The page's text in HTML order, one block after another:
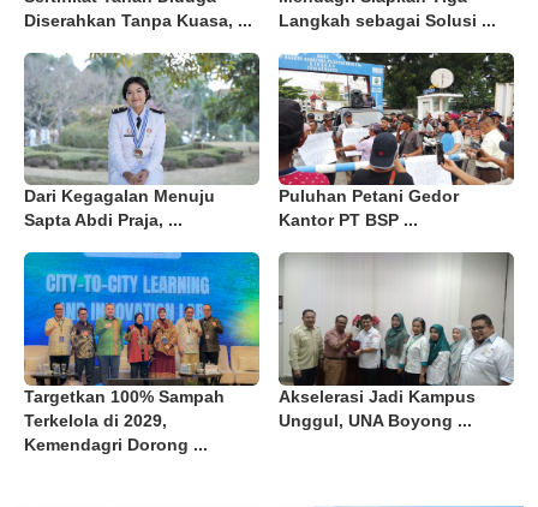
Diserahkan Tanpa Kuasa, ...
Langkah sebagai Solusi ...
Dari Kegagalan Menuju
Sapta Abdi Praja, ...
Puluhan Petani Gedor
Kantor PT BSP ...
Targetkan 100% Sampah
Terkelola di 2029,
Kemendagri Dorong ...
Akselerasi Jadi Kampus
Unggul, UNA Boyong ...